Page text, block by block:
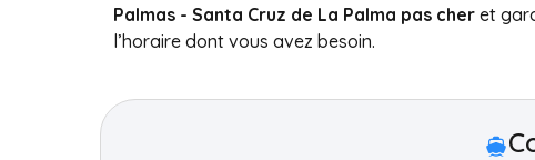
Palmas - Santa Cruz de La Palma pas cher et
l’horaire dont vous avez besoin.